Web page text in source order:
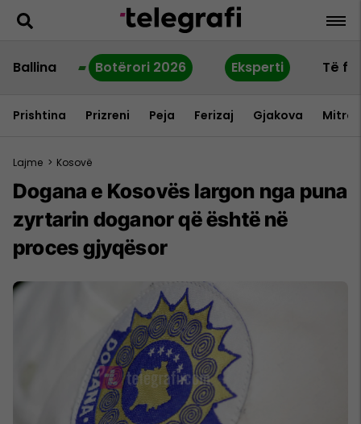
Ballina Botërori 2026 Eksperti Të
Prishtina Prizreni Peja Ferizaj Gjakova
Lajme > Kosovë
Dogana e Kosovës largon nga puna
zyrtarin doganor që është në
proces gjyqësor